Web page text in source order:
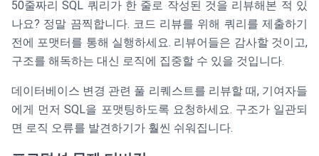
50줄짜리 SQL 쿼리가 한 줄로 작성된 것을 리뷰해본 적 있
나요? 정말 끔찍합니다. 코드 리뷰를 위해 쿼리를 제출하기
전에 포맷터를 통해 실행하세요. 리뷰어들은 감사할 것이고,
구조를 해독하는 대신 로직에 집중할 수 있을 것입니다.
데이터베이스 변경 관련 풀 리퀘스트를 리뷰할 때, 기여자들
에게 먼저 SQL을 포맷팅하도록 요청하세요. 구조가 일관되
면 로직 오류를 발견하기가 훨씬 쉬워집니다.